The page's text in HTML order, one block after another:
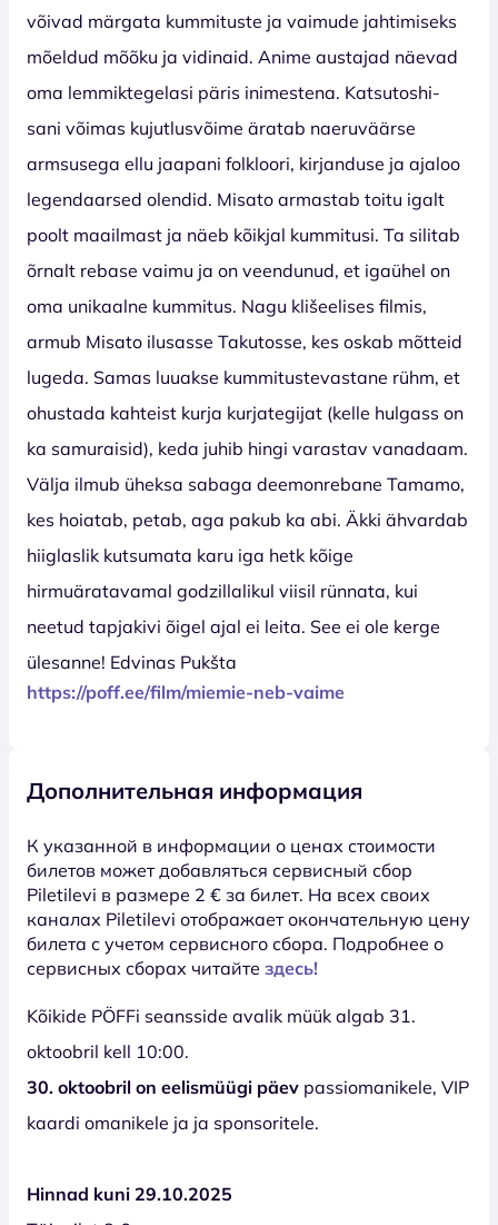
võivad märgata kummituste ja vaimude jahtimiseks
mõeldud mõõku ja vidinaid. Anime austajad näevad
oma lemmiktegelasi päris inimestena. Katsutoshi-
sani võimas kujutlusvõime äratab naeruväärse
armsusega ellu jaapani folkloori, kirjanduse ja ajaloo
legendaarsed olendid. Misato armastab toitu igalt
poolt maailmast ja näeb kõikjal kummitusi. Ta silitab
õrnalt rebase vaimu ja on veendunud, et igaühel on
oma unikaalne kummitus. Nagu klišeelises filmis,
armub Misato ilusasse Takutosse, kes oskab mõtteid
lugeda. Samas luuakse kummitustevastane rühm, et
ohustada kahteist kurja kurjategijat (kelle hulgass on
ka samuraisid), keda juhib hingi varastav vanadaam.
Välja ilmub üheksa sabaga deemonrebane Tamamo,
kes hoiatab, petab, aga pakub ka abi. Äkki ähvardab
hiiglaslik kutsumata karu iga hetk kõige
hirmuäratavamal godzillalikul viisil rünnata, kui
neetud tapjakivi õigel ajal ei leita. See ei ole kerge
ülesanne! Edvinas Pukšta
https://poff.ee/film/miemie-neb-vaime
Дополнительная информация
К указанной в информации о ценах стоимости
билетов может добавляться сервисный сбор
Piletilevi в размере 2 € за билет. На всех своих
каналах Piletilevi отображает окончательную цену
билета с учетом сервисного сбора. Подробнее о
сервисных сборах читайте здесь!
Kõikide PÖFFi seansside avalik müük algab 31.
oktoobril kell 10:00.
30. oktoobril on eelismüügi päev passiomanikele, VIP
kaardi omanikele ja ja sponsoritele.
Hinnad kuni 29.10.2025